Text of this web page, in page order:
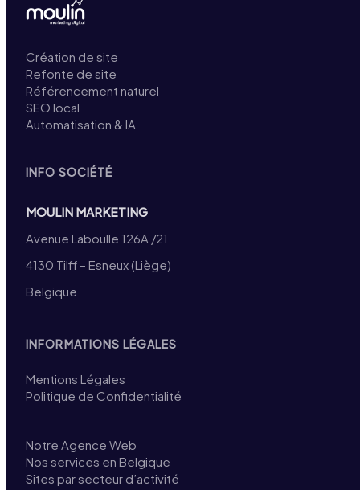
Création de site
Refonte de site
Référencement naturel
SEO local
Automatisation & IA
INFO SOCIÉTÉ
MOULIN MARKETING
Avenue Laboulle 126A /21
4130 Tilff – Esneux (Liège)
Belgique
INFORMATIONS LÉGALES
Mentions Légales
Politique de Confidentialité
Notre Agence Web
Nos services en Belgique
Sites par secteur d’activité